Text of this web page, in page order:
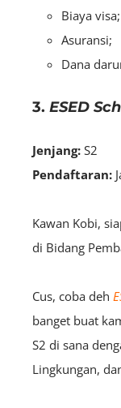
Biaya visa;
Asuransi;
Dana
3. ESED
Jenjang: S2
Pendaftaran:
Kawan Kobi,
di Bidang
Cus, coba deh
banget buat
S2 di sana
Lingkungan,